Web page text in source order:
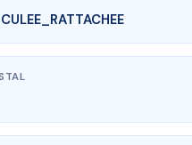
AC1756618
VICTOR HUGO
69160 TASSIN LA DEMI LUNE